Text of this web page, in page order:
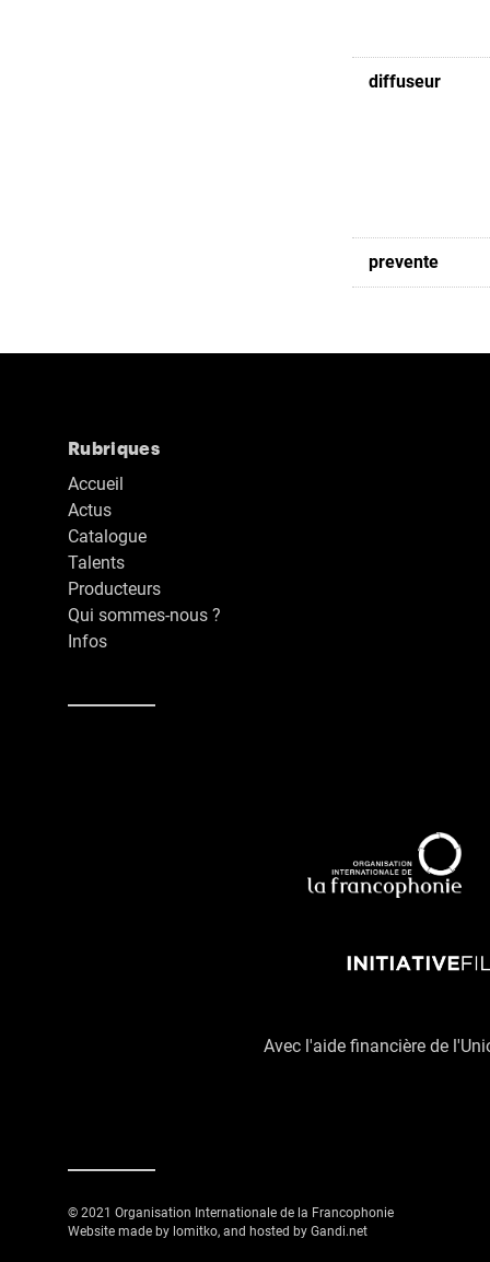
diffuseur
prevente
Rubriques
Accueil
Actus
Catalogue
Talents
Producteurs
Qui sommes-nous ?
Infos
Avec l'aide financière de
© 2021 Organisation Internationale de la Francophonie
Website made by lomitko, and hosted by Gandi.net